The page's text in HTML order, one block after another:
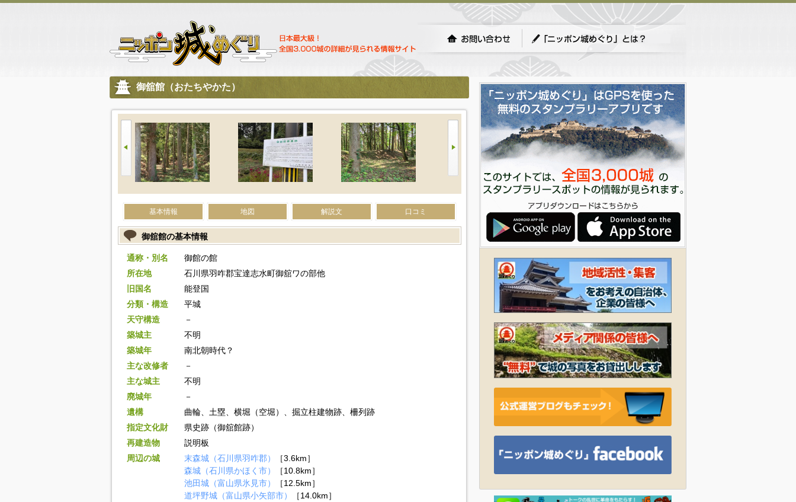
御舘館（おたちやかた）
基本情報 地図 解説文 口コミ
御舘館の基本情報
通称・別名
御館の館
所在地
石川県羽咋郡宝達志水町御舘ワの部他
旧国名
能登国
分類・構造
平城
天守構造
－
築城主
不明
築城年
南北朝時代？
主な改修者
－
主な城主
不明
廃城年
－
遺構
曲輪、土塁、横堀（空堀）、掘立柱建物跡、柵列跡
指定文化財
県史跡（御舘館跡）
再建造物
説明板
周辺の城
末森城（石川県羽咋郡）
［3.6km］
森城（石川県かほく市）
［10.8km］
池田城（富山県氷見市）
［12.5km］
道坪野城（富山県小矢部市）
［14.0km］